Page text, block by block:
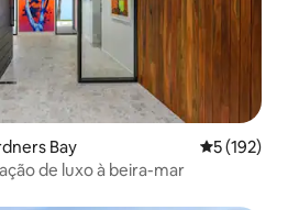
Bay 5 de uma
5 (192)
de luxo à beira-mar